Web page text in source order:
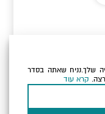
הפרטיות ולמדיניות
שלך.נניח שאתה בסדר
קרא עוד